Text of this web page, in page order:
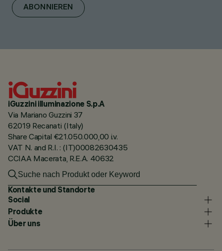
ABONNIEREN
iGuzzini illuminazione S.p.A
Via Mariano Guzzini 37
62019 Recanati (Italy)
Share Capital €21.050.000,00 i.v.
VAT N. and R.I. : (IT)00082630435
CCIAA Macerata, R.E.A. 40632
Kontakte und Standorte
Social
Produkte
Über uns